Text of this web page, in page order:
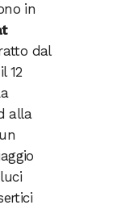
in
dal
12
alla